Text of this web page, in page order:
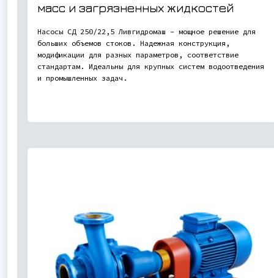
масс и загрязненных жидкостей
Насосы СД 250/22,5 Ливгидромаш – мощное решение для
больших объемов стоков. Надежная конструкция,
модификации для разных параметров, соответствие
стандартам. Идеальны для крупных систем водоотведения
и промышленных задач.